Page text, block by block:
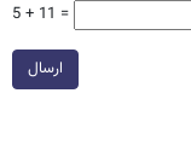
5 + 11 =
ارسال